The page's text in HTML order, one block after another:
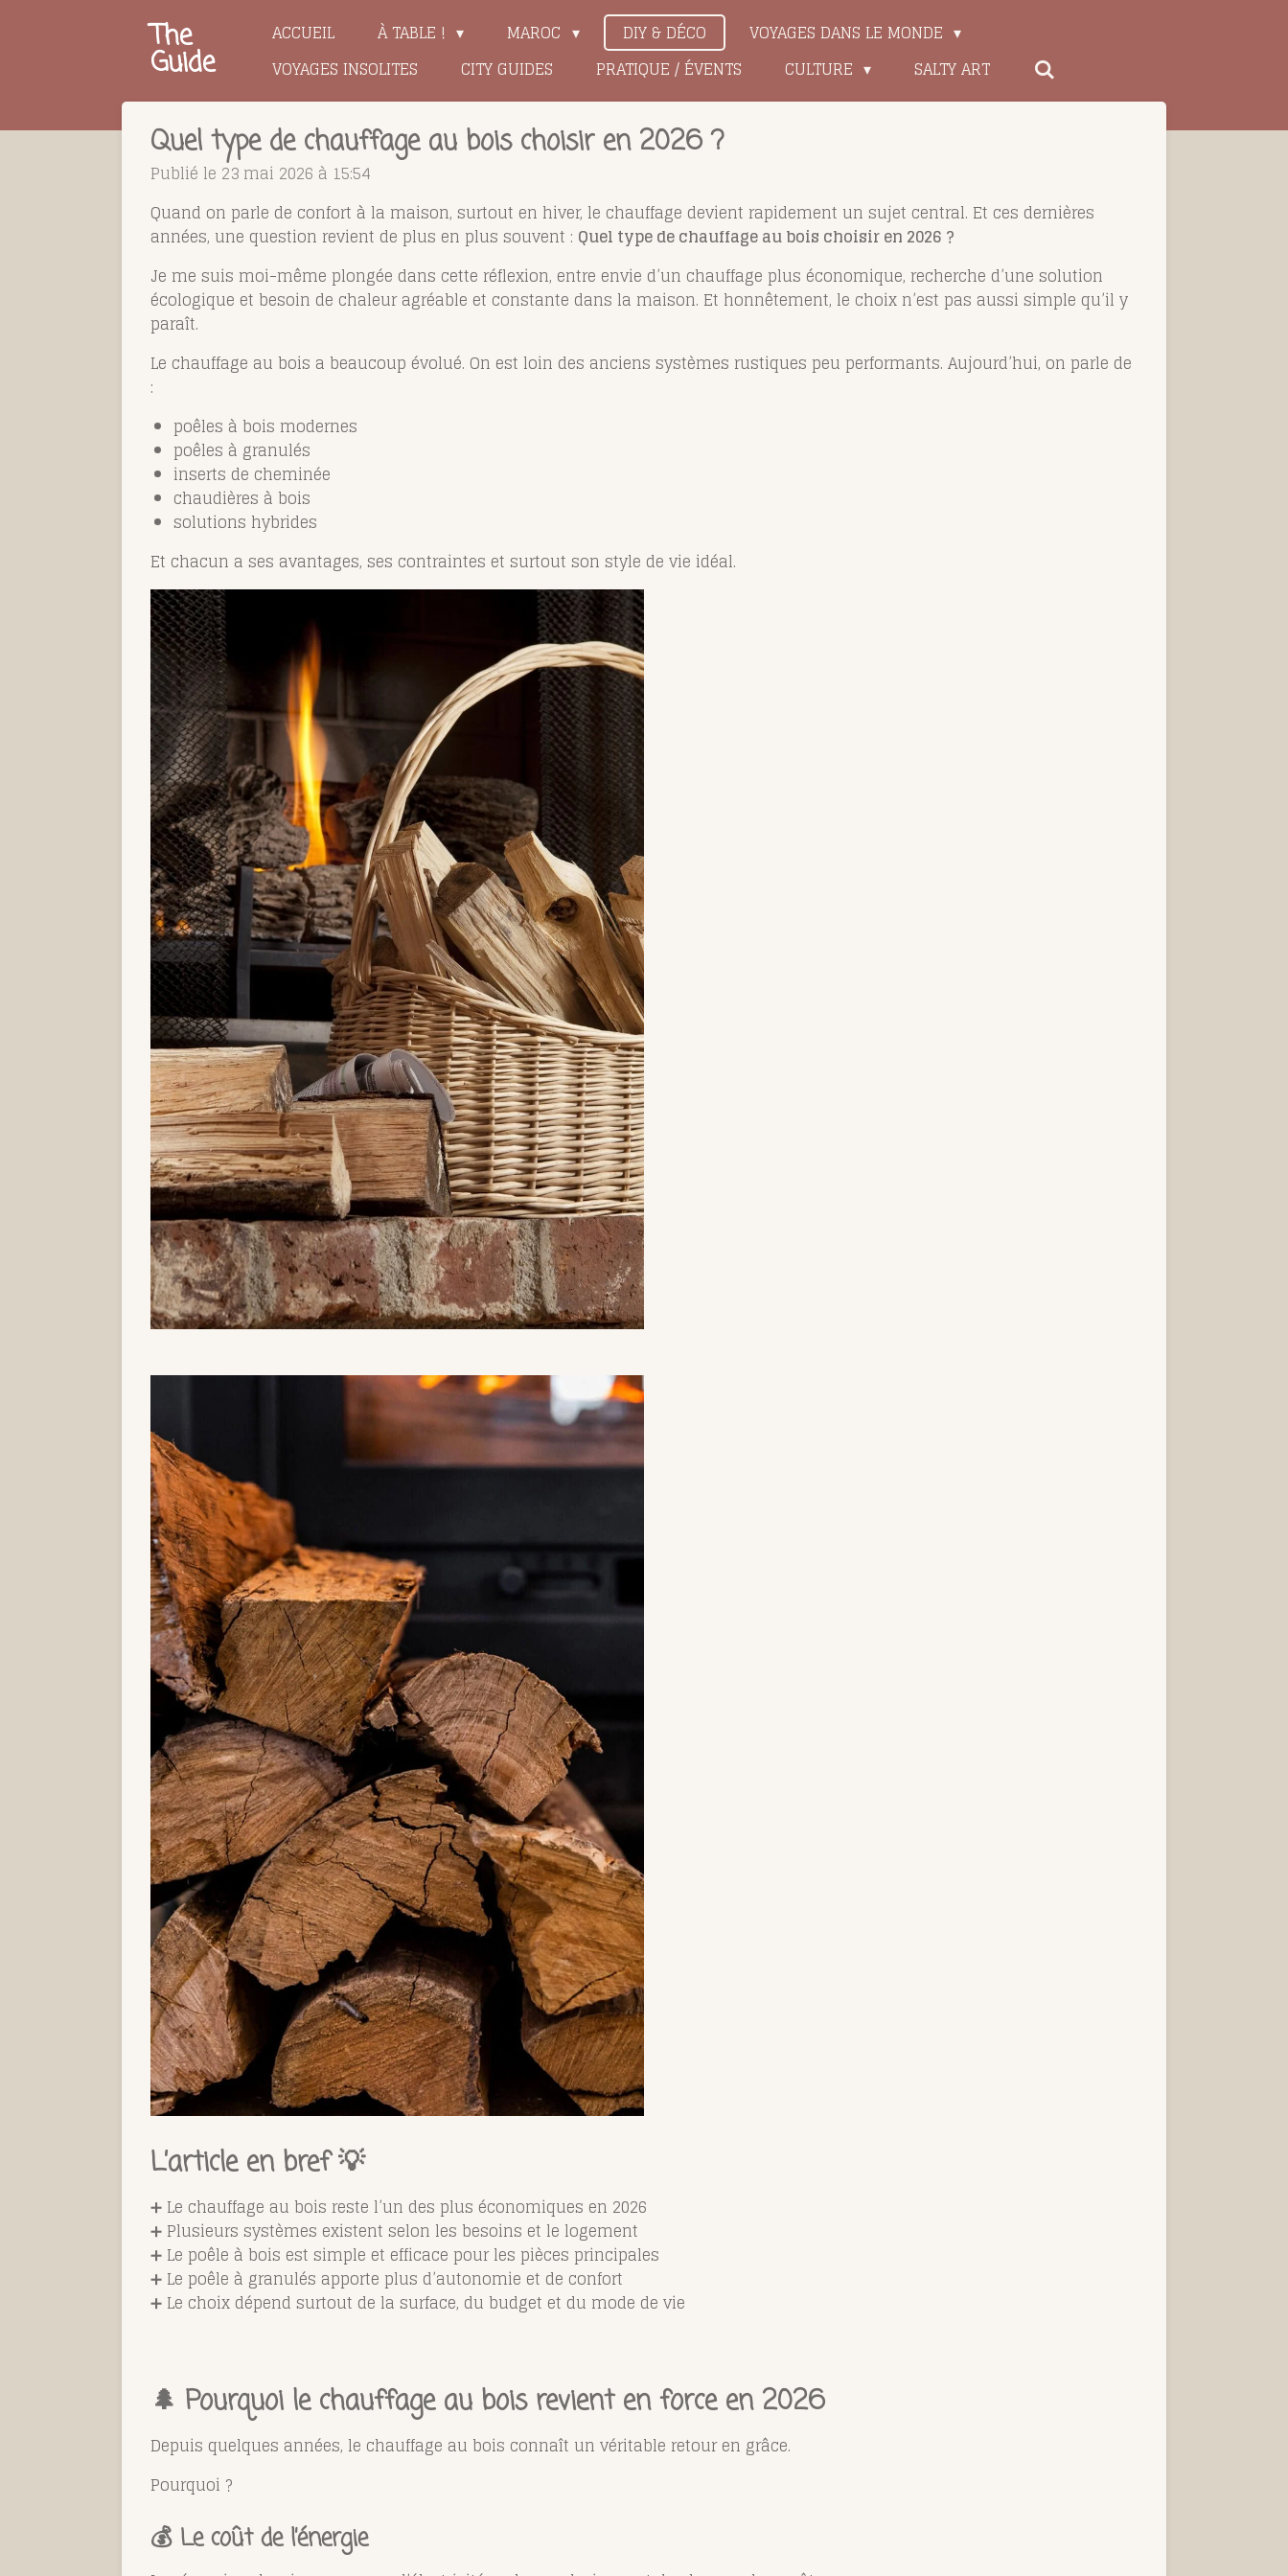
The
Guide
ACCUEIL À TABLE ! MAROC DIY & DÉCO
VOYAGES DANS LE MONDE
VOYAGES INSOLITES
CITY GUIDES PRATIQUE / ÉVENTS CULTURE SALTY ART
Quel type de chauffage au bois choisir en 2026 ?
Publié le 23 mai 2026 à 15:54
Quand on parle de confort à la maison, surtout en hiver, le chauffage devient rapidement un sujet central. Et ces dernières
années, une question revient de plus en plus souvent : Quel type de chauffage au bois choisir en 2026 ?
Je me suis moi-même plongée dans cette réflexion, entre envie d’un chauffage plus économique, recherche d’une solution
écologique et besoin de chaleur agréable et constante dans la maison. Et honnêtement, le choix n’est pas aussi simple qu’il y
paraît.
Le chauffage au bois a beaucoup évolué. On est loin des anciens systèmes rustiques peu performants. Aujourd’hui, on parle de
:
poêles à bois modernes
poêles à granulés
inserts de cheminée
chaudières à bois
solutions hybrides
Et chacun a ses avantages, ses contraintes et surtout son style de vie idéal.
L’article en bref 💡
➕ Le chauffage au bois reste l’un des plus économiques en 2026
➕ Plusieurs systèmes existent selon les besoins et le logement
➕ Le poêle à bois est simple et efficace pour les pièces principales
➕ Le poêle à granulés apporte plus d’autonomie et de confort
➕ Le choix dépend surtout de la surface, du budget et du mode de vie
🌲 Pourquoi le chauffage au bois revient en force en 2026
Depuis quelques années, le chauffage au bois connaît un véritable retour en grâce.
Pourquoi ?
💰 Le coût de l’énergie